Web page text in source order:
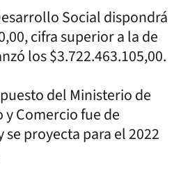
Social dispondrá
cifra superior a la de
los $3.722.463.105,00.
del Ministerio de
Comercio fue de
se proyecta para el 2022